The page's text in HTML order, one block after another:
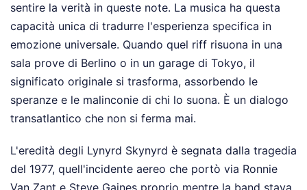
sentire la verità in queste note. La musica ha questa
capacità unica di tradurre l'esperienza specifica in
emozione universale. Quando quel riff risuona in una
sala prove di Berlino o in un garage di Tokyo, il
significato originale si trasforma, assorbendo le
speranze e le malinconie di chi lo suona. È un dialogo
transatlantico che non si ferma mai.
L'eredità degli Lynyrd Skynyrd è segnata dalla tragedia
del 1977, quell'incidente aereo che portò via Ronnie